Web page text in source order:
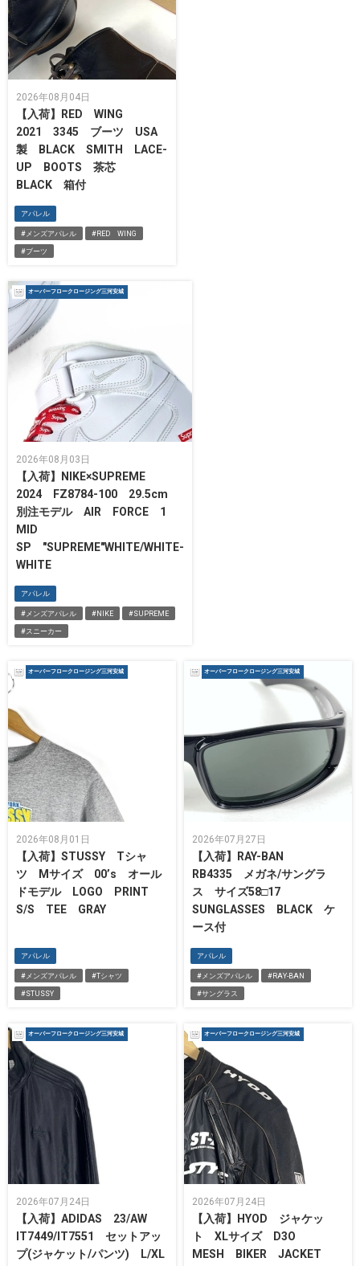
2026年08月04日
【入荷】RED WING
2021 3345 ブーツ USA
製 BLACK SMITH LACE-
UP BOOTS 茶芯
BLACK 箱付
アパレル
#メンズアパレル #RED WING
#ブーツ
オーバーフロークロージング三河安城
2026年08月03日
【入荷】NIKE×SUPREME
2024 FZ8784-100 29.5cm
別注モデル AIR FORCE 1
MID
SP "SUPREME"WHITE/WHITE-
WHITE
アパレル
#メンズアパレル #NIKE #SUPREME
#スニーカー
オーバーフロークロージング三河安城
2026年08月01日
【入荷】STUSSY Tシャ
ツ Mサイズ 00’s オール
ドモデル LOGO PRINT
S/S TEE GRAY
アパレル
#メンズアパレル #Tシャツ
#STUSSY
オーバーフロークロージング三河安城
2026年07月27日
【入荷】RAY-BAN
RB4335 メガネ/サングラ
ス サイズ58□17
SUNGLASSES BLACK ケ
ース付
アパレル
#メンズアパレル #RAY-BAN
#サングラス
オーバーフロークロージング三河安城
2026年07月24日
【入荷】ADIDAS 23/AW
IT7449/IT7551 セットアッ
プ(ジャケット/パンツ) L/XL
オーバーフロークロージング三河安城
2026年07月24日
【入荷】HYOD ジャケッ
ト XLサイズ D3O
MESH BIKER JACKET